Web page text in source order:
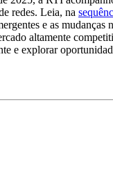
redes. Leia, na
e as mudanças
altamente
e explorar